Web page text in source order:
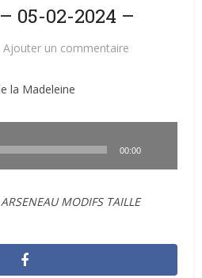
05-02-2024 –
Ajouter un commentaire
la Madeleine
00:00
MODIFS TAILLE